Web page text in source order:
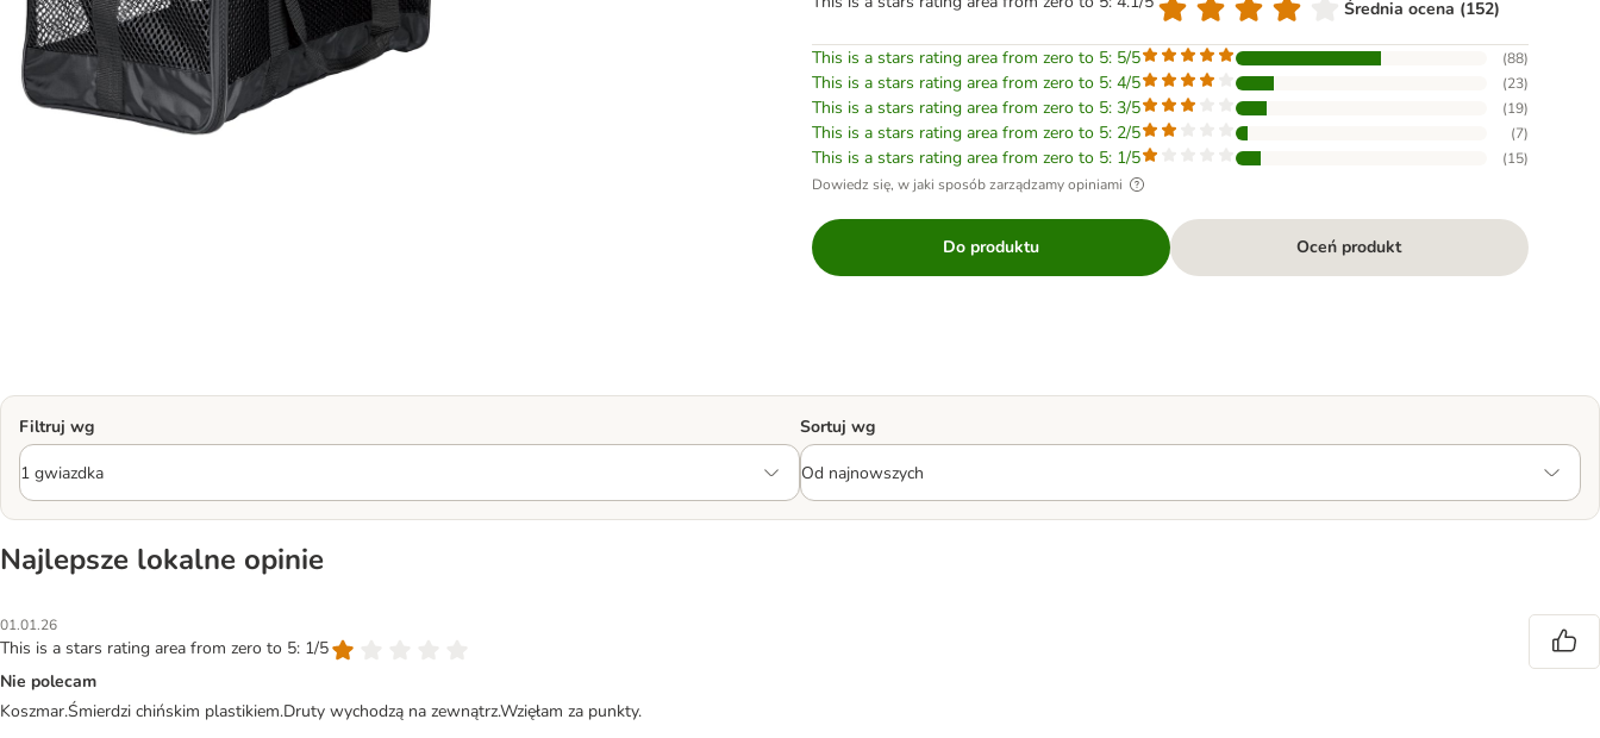
Średnia ocena (152)
This is a stars rating area from zero to 5: 5/5 (88)
This is a stars rating area from zero to 5: 4/5 (23)
This is a stars rating area from zero to 5: 3/5 (19)
This is a stars rating area from zero to 5: 2/5 (7)
This is a stars rating area from zero to 5: 1/5 (15)
Dowiedz się, w jaki sposób zarządzamy opiniami
Do produktu Oceń produkt
Filtruj wg Sortuj wg
Najlepsze lokalne opinie
01.01.26
This is a stars rating area from zero to 5: 1/5
Nie polecam
Koszmar.Śmierdzi chińskim plastikiem.Druty wychodzą na zewnątrz.Wzięłam za punkty.